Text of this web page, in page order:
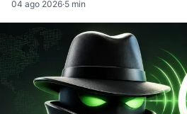
04 ago 2026·5 min